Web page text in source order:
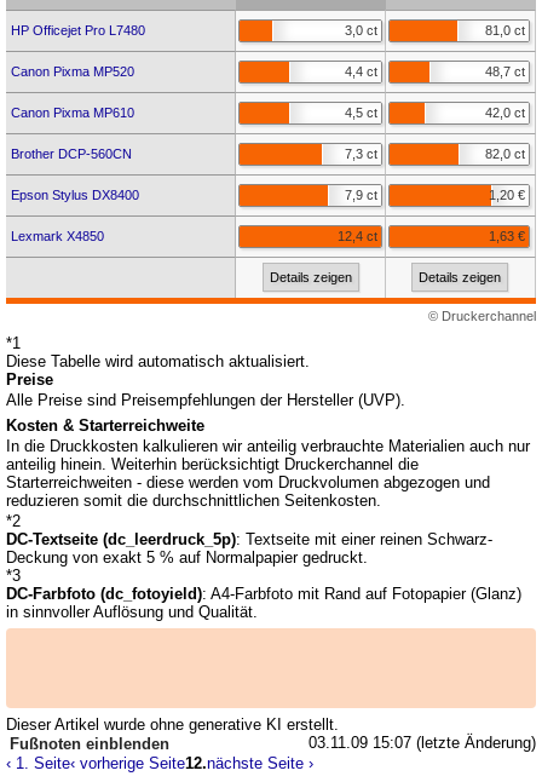
HP Officejet Pro L7480 3,0 ct 81,0 ct
Canon Pixma MP520 4,4 ct 48,7 ct
Canon Pixma MP610 4,5 ct 42,0 ct
Brother DCP-560CN 7,3 ct 82,0 ct
Epson Stylus DX8400 7,9 ct 1,20 €
Lexmark X4850 12,4 ct 1,63 €
Details zeigen Details zeigen
© Druckerchannel
*1
Diese Tabelle wird automatisch aktualisiert.
Preise
Alle Preise sind Preisempfehlungen der Hersteller (UVP).
Kosten & Starterreichweite
In die Druckkosten kalkulieren wir anteilig verbrauchte Materialien auch nur
anteilig hinein. Weiterhin berücksichtigt Druckerchannel die
Starterreichweiten - diese werden vom Druckvolumen abgezogen und
reduzieren somit die durchschnittlichen Seitenkosten.
*2
DC-Textseite (dc_leerdruck_5p): Textseite mit einer reinen Schwarz-
Deckung von exakt 5 % auf Normalpapier gedruckt.
*3
DC-Farbfoto (dc_fotoyield): A4-Farbfoto mit Rand auf Fotopapier (Glanz)
in sinnvoller Auflösung und Qualität.
Dieser Artikel wurde ohne generative KI erstellt.
03.11.09 15:07 (letzte Änderung)
Fußnoten
‹ 1. Seite‹ vorherige Seite12.nächste Seite ›